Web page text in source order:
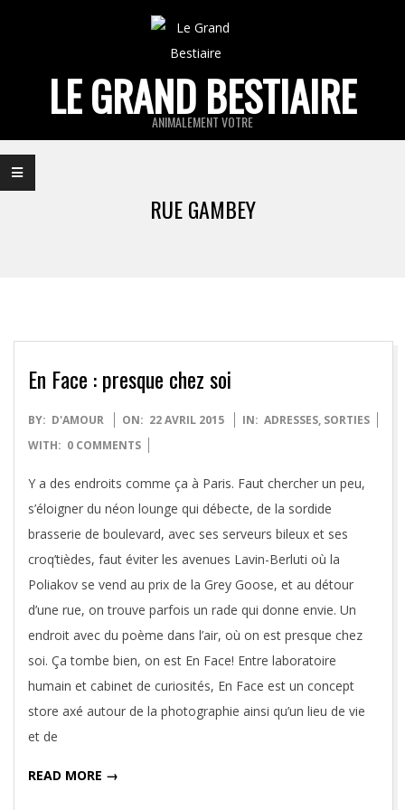
LE GRAND BESTIAIRE
ANIMALEMENT VOTRE
Primary
Navigation
RUE GAMBEY
En Face : presque chez soi
2015-
04-
BY: D'AMOUR ON: 22 AVRIL 2015 IN: ADRESSES, SORTIES
WITH: 0 COMMENTS
Y a des endroits comme ça à Paris. Faut chercher un peu,
s’éloigner du néon lounge qui débecte, de la sordide
brasserie de boulevard, avec ses serveurs bileux et ses
croq’tièdes, faut éviter les avenues Lavin-Berluti où la
Poliakov se vend au prix de la Grey Goose, et au détour
d’une rue, on trouve parfois un rade qui donne envie. Un
endroit avec du poème dans l’air, où on est presque chez
soi. Ça tombe bien, on est En Face! Entre laboratoire
humain et cabinet de curiosités, En Face est un concept
store axé autour de la photographie ainsi qu’un lieu de vie
et de
READ MORE →